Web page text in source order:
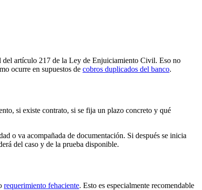
del artículo 217 de la Ley de Enjuiciamiento Civil. Eso no
ocurre en supuestos de cobros duplicados del banco.
si existe contrato, si se fija un plazo concreto y qué
o va acompañada de documentación. Si después se inicia
del caso y de la prueba disponible.
requerimiento fehaciente. Esto es especialmente recomendable